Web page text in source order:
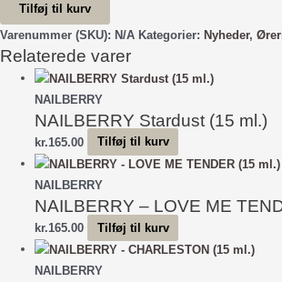
Forgyldt
antal
Tilføj til kurv
Varenummer (SKU): N/A Kategorier: Nyheder,
Relaterede varer
NAILBERRY
NAILBERRY Stardust (15 ml.)
kr.165.00 Tilføj til kurv
NAILBERRY
NAILBERRY – LOVE ME
kr.165.00 Tilføj til kurv
NAILBERRY